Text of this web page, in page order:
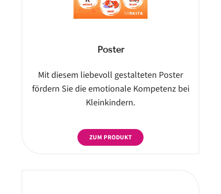
Poster
Mit diesem liebevoll gestalteten Poster
fördern Sie die emotionale Kompetenz bei
Kleinkindern.
ZUM PRODUKT